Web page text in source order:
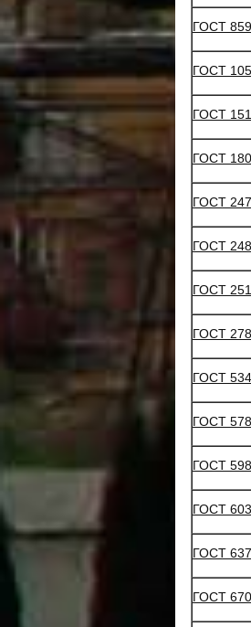
ГОСТ
ГОСТ
ГОСТ
ГОСТ
ГОСТ
ГОСТ
ГОСТ
ГОСТ
ГОСТ
ГОСТ
ГОСТ
ГОСТ
ГОСТ
ГОСТ